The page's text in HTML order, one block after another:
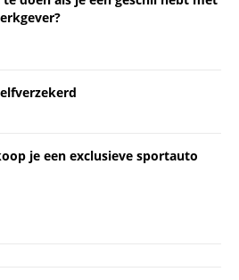
je een exclusieve sportauto